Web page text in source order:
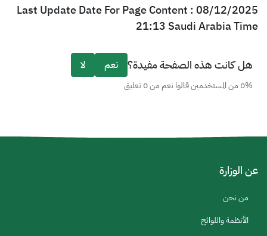
Last Update Date For Page Content : 08/12/2025
21:13 Saudi Arabia Time
هل كانت هذه الصفحة مفيدة؟ نعم لا
0% من المستخدمين قالوا نعم من 0 تعليق
عن الوزارة
من نحن
الأنظمة واللوائح